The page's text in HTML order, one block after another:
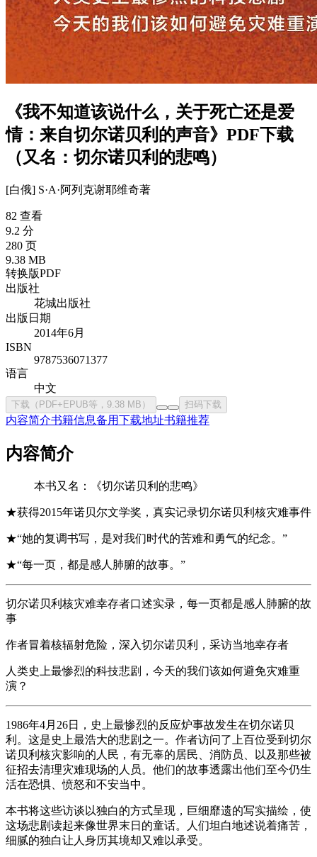
《我不知道该说什么，关于死亡还是爱
情：来自切尔诺贝利的声音》PDF下载
（又名：切尔诺贝利的悲鸣）
[白俄] S·A·阿列克谢耶维奇著
82 查看
9.2 分
280 页
9.38 MB
转换版PDF
出版社
花城出版社
出版日期
2014年6月
ISBN
9787536071377
语言
中文
下载（PDF+EPUB等，9.38 MB） 扫码下载
内容简介书籍信息备用下载地址书籍推荐
内容简介
本书又名：《切尔诺贝利的悲鸣》
★获得2015年诺贝尔文学奖，真实记录切尔诺贝利核灾难事件
★“她的复调书写，是对我们时代的苦难和勇气的纪念。”
★“每一页，都是感人肺腑的故事。”
切尔诺贝利核灾难幸存者口述实录，每一页都是感人肺腑的故
事
作者冒着核辐射危险，深入切尔诺贝利，采访当地幸存者
人类史上最惨烈的科技悲剧，今天的我们该如何避免灾难重
演？
1986年4月26日，史上最惨烈的反应炉事故发生在切尔诺贝
利。这是史上最浩大的悲剧之一。作者访问了上百位受到切尔
诺贝利核灾影响的人民，有无辜的居民、消防员、以及那些被
征招去清理灾难现场的人员。他们的故事透露出他们至今仍生
活在恐惧、愤怒和不安当中。
本书将这些访谈以独白的方式呈现，巨细靡遗的写实描绘，使
这场悲剧读起来像世界末日的童话。人们坦白地述说着痛苦，
细腻的独白让人身历其境却又难以承受。